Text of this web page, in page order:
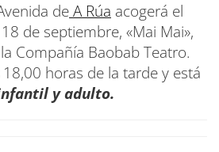
deA Rúa acogerá el
de septiembre, «Mai Mai»,
Compañía Baobab Teatro.
horas de la tarde y está
y adulto.